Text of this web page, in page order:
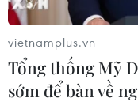
vietnamplus.vn
Tổng thống Mỹ
sớm để bàn về